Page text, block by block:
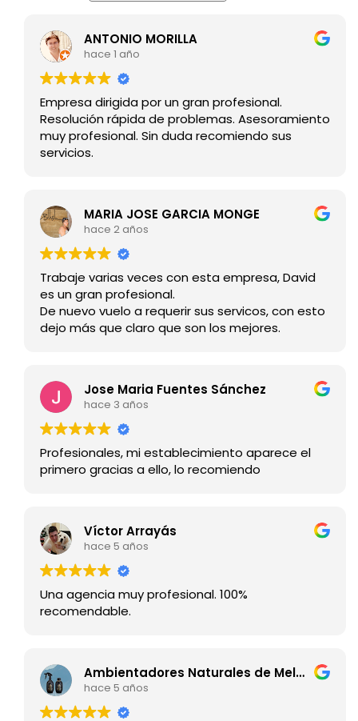
ANTONIO MORILLA
hace 1 año
Empresa dirigida por un gran profesional.
Resolución rápida de problemas. Asesoramiento
muy profesional. Sin duda recomiendo sus
servicios.
MARIA JOSE GARCIA MONGE
hace 2 años
Trabaje varias veces con esta empresa, David
es un gran profesional.
De nuevo vuelo a requerir sus servicos, con esto
dejo más que claro que son los mejores.
Jose Maria Fuentes Sánchez
hace 3 años
Profesionales, mi establecimiento aparece el
primero gracias a ello, lo recomiendo
Víctor Arrayás
hace 5 años
Una agencia muy profesional. 100%
recomendable.
Ambientadores Naturales de Melaza
hace 5 años